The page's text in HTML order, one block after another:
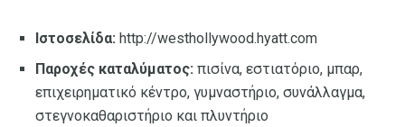
Ιστοσελίδα: http://westhollywood.hyatt.com
Παροχές καταλύματος: πισίνα, εστιατόριο, μπαρ,
επιχειρηματικό κέντρο, γυμναστήριο, συνάλλαγμα,
στεγνοκαθαριστήριο και πλυντήριο